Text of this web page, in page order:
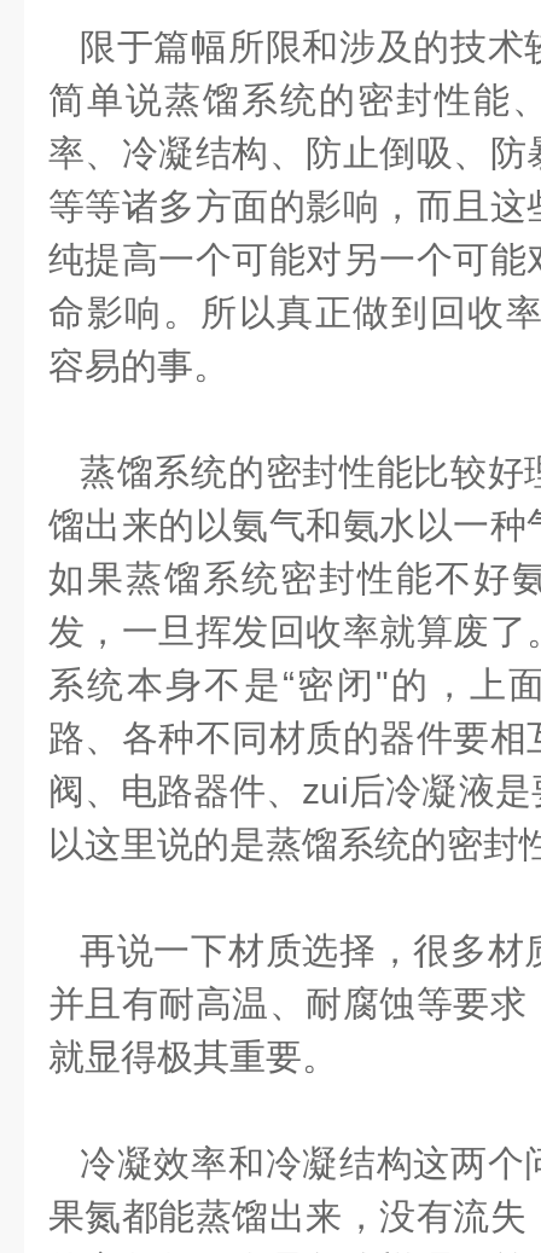
限于篇幅所限和涉及的技术
简单说蒸馏系统的密封性能
率、冷凝结构、防止倒吸、
等等诸多方面的影响，而且
纯提高一个可能对另一个可
命影响。所以真正做到回收
容易的事。
蒸馏系统的密封性能比较好
馏出来的以氨气和氨水以一
如果蒸馏系统密封性能不好
发，一旦挥发回收率就算废
系统本身不是“密闭"的，上
路、各种不同材质的器件要
阀、电路器件、zui后冷凝液
以这里说的是蒸馏系统的密封
再说一下材质选择，很多材
并且有耐高温、耐腐蚀等要
就显得极其重要。
冷凝效率和冷凝结构这两个
果氮都能蒸馏出来，没有流